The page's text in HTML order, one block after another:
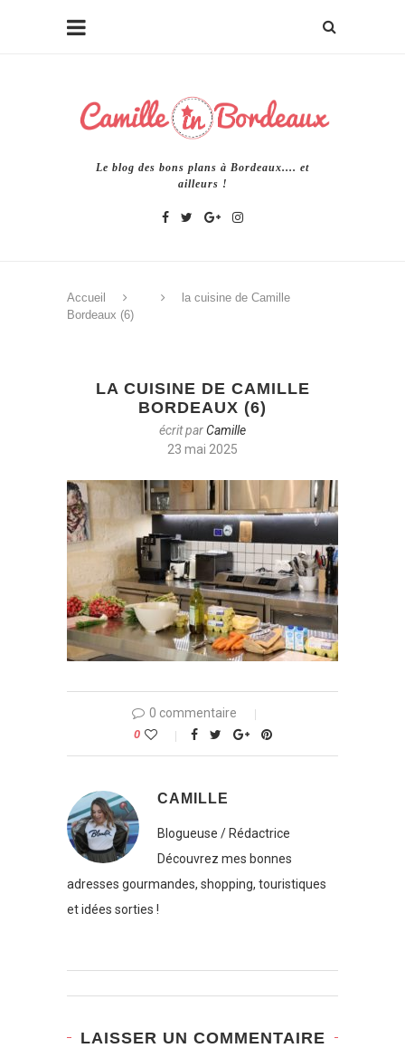
Le blog des bons plans à Bordeaux.... et
ailleurs !
Accueil
la cuisine de Camille
Bordeaux (6)
LA CUISINE DE CAMILLE
BORDEAUX (6)
écrit parCamille
23 mai 2025
0 commentaire
0
CAMILLE
Blogueuse / Rédactrice
Découvrez mes bonnes
adresses gourmandes, shopping, touristiques
et idées sorties !
LAISSER UN COMMENTAIRE